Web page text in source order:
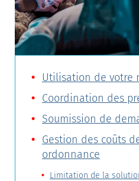
Utilisation de votre
Coordination des
Soumission de
Gestion des coûts
ordonnance
Limitation de la